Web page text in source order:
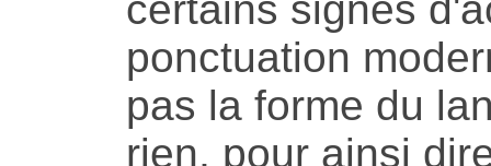
ponctuation
pas la forme du
rien, pour ainsi